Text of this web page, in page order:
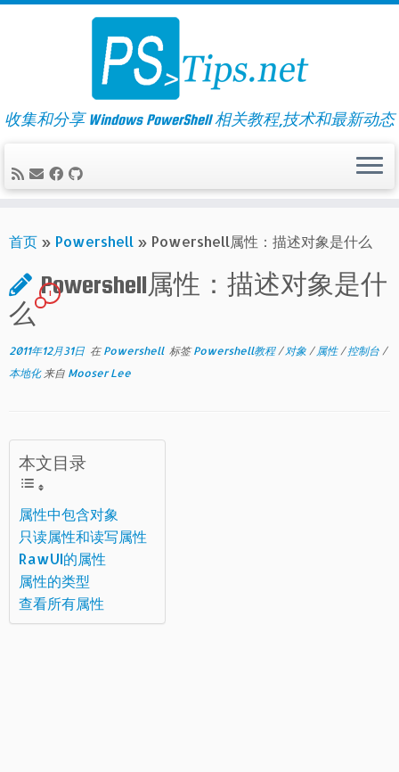
Skip
收集和分享 Windows PowerShell 相关教程,技术和最新动态
首页 » Powershell » Powershell属性：描述对象是什么
Powershell属性：描述对象是什
么
1
2011年12月31日 在 Powershell 标签Powershell教程/对象 /属性/控制台 /
本地化 来自 Mooser Lee
本文目录
属性中包含对象
只读属性和读写属性
RawUI的属性
属性的类型
查看所有属性